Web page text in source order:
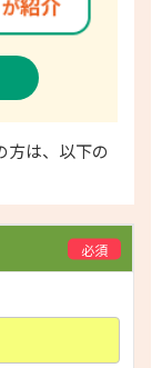
方は、以下の
必須